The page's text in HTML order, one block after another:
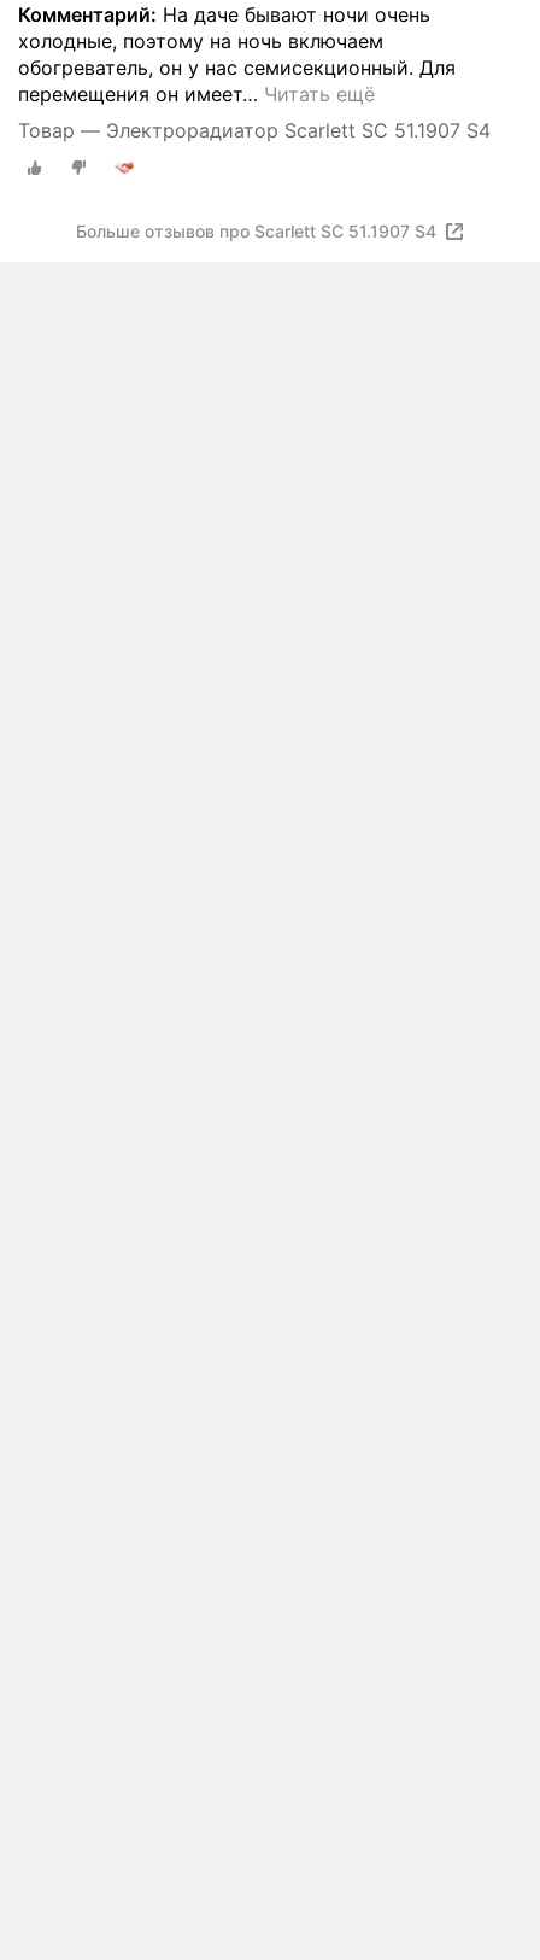
Комментарий: На даче бывают ночи очень
холодные, поэтому на ночь включаем
обогреватель, он у нас семисекционный. Для
перемещения он имеет… Читать ещё
Товар — Электрорадиатор Scarlett SC 51.1907 S4
Больше отзывов про Scarlett SC 51.1907 S4